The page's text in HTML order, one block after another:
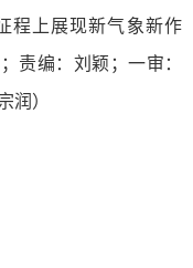
程上展现新气象新作
责编：刘颖；一审：
润 ）